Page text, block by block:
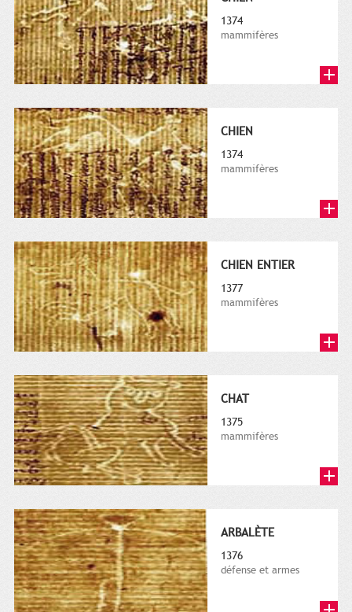
1374
mammifères
CHIEN
1374
mammifères
CHIEN ENTIER
1377
mammifères
CHAT
1375
mammifères
ARBALÈTE
1376
défense et armes